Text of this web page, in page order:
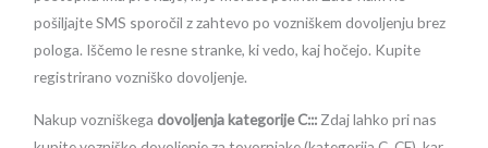
pošiljajte SMS sporočil z zahtevo po vozniškem dovoljenju brez
pologa. Iščemo le resne stranke, ki vedo, kaj hočejo. Kupite
registrirano vozniško dovoljenje.
Nakup vozniškega dovoljenja kategorije C::: Zdaj lahko pri nas